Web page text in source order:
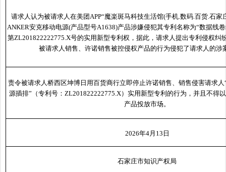
请求人认为被请求人在美团APP“魔楽斑马科技生活馆(手机.数码.百货.石家
ANKER安克移动电源(产品型号A1638)产品涉嫌侵犯其专利名称为“数据线
第ZL201822222775.X号的实用新型专利权，据此，请求人提出专利侵权纠
被请求人销售、许诺销售被控侵权产品的行为侵犯了请求人的涉
责令被请求人桥西区坤博日用百货商行立即停止许诺销售、销售侵害请求
源插排”（专利号：ZL201822222775.X）实用新型专利的行为，并且不得
产品投放市场。
2026年4月13日
石家庄市知识产权局